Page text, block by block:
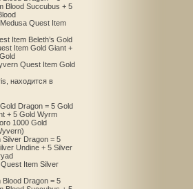
Blood Succubus + 5
Quest Item
Item Beleth’s Gold
Item Gold Giant +
Quest Item Gold
находится в
Dragon = 5 Gold
+ 5 Gold Wyrm
1000 Gold
Silver Dragon = 5
Undine + 5 Silver
Item Silver
Blood Dragon = 5